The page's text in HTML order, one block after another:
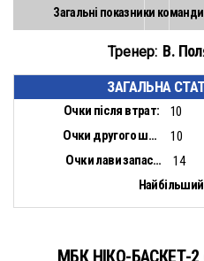
Загальні показники команди
Тренер: В.
ЗАГАЛЬНА
Очки після втрат: 10
Очки другого шансу:
10
Очки лави запасних:
14
МБК НІКО-БАСКЕТ-2